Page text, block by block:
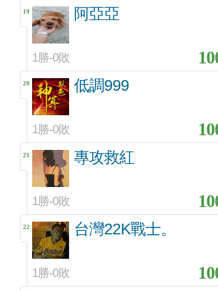
19 阿亞亞
1勝-0敗
20 低調999
1勝-0敗
21 專攻救紅
1勝-0敗
22 台灣22K戰士。
1勝-0敗